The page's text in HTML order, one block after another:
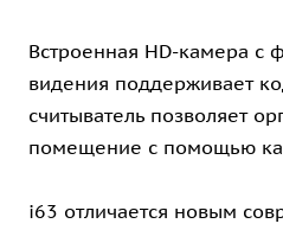
Встроенная HD-камера с
видения поддерживает
считыватель позволяет
помещение с помощью
i63 отличается новым